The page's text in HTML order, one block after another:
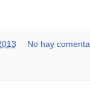
No hay